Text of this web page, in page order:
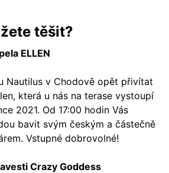
těšit?
ELLEN
Nautilus v Chodově opět přivítat
která u nás na terase vystoupí
2021. Od 17:00 hodin Vás
bavit svým českým a částečně
Vstupné dobrovolné!
Crazy Goddess